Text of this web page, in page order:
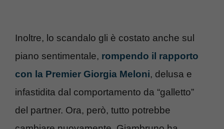
Inoltre, lo scandalo gli è costato anche sul
piano sentimentale, rompendo il rapporto
con la Premier Giorgia Meloni, delusa e
infastidita dal comportamento da “galletto”
del partner. Ora, però, tutto potrebbe